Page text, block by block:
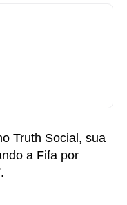
Truth Social, sua
a Fifa por